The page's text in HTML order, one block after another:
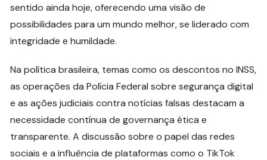
sentido ainda hoje, oferecendo uma visão de
possibilidades para um mundo melhor, se liderado com
integridade e humildade.
Na política brasileira, temas como os descontos no INSS,
as operações da Polícia Federal sobre segurança digital
e as ações judiciais contra notícias falsas destacam a
necessidade contínua de governança ética e
transparente. A discussão sobre o papel das redes
sociais e a influência de plataformas como o TikTok